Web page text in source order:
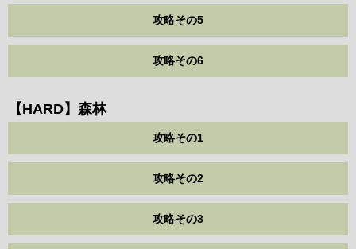
攻略その5
攻略その6
【HARD】森林
攻略その1
攻略その2
攻略その3